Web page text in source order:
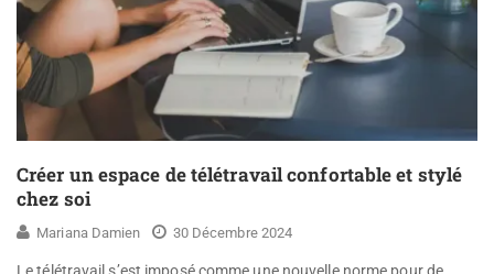
Créer un espace de télétravail confortable et stylé
chez soi
Mariana Damien 30 Décembre 2024